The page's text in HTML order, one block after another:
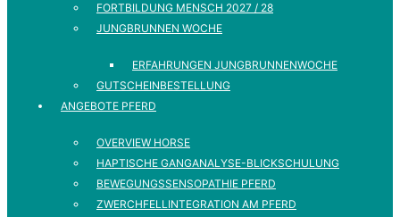
FORTBILDUNG MENSCH 2027 / 28
JUNGBRUNNEN WOCHE
ERFAHRUNGEN JUNGBRUNNENWOCHE
GUTSCHEINBESTELLUNG
ANGEBOTE PFERD
OVERVIEW HORSE
HAPTISCHE GANGANALYSE-BLICKSCHULUNG
BEWEGUNGSSENSOPATHIE PFERD
ZWERCHFELLINTEGRATION AM PFERD